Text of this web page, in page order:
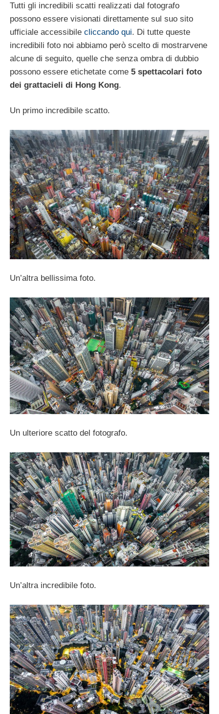
Tutti gli incredibili scatti realizzati dal fotografo
possono essere visionati direttamente sul suo sito
ufficiale accessibile cliccando qui. Di tutte queste
incredibili foto noi abbiamo però scelto di mostrarvene
alcune di seguito, quelle che senza ombra di dubbio
possono essere etichetate come 5 spettacolari foto
dei grattacieli di Hong Kong.
Un primo incredibile scatto.
Un’altra bellissima foto.
Un ulteriore scatto del fotografo.
Un’altra incredibile foto.